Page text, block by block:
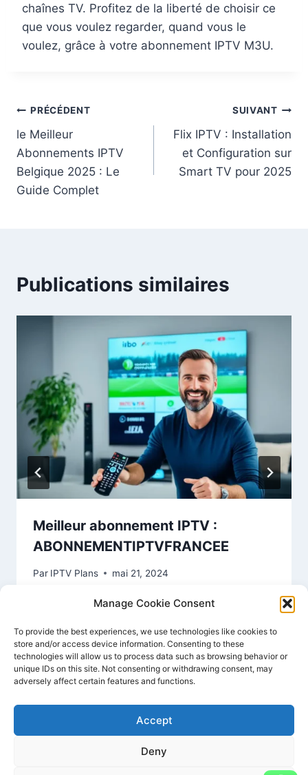
Manage Cookie Consent
To provide the best experiences, we use technologies like cookies to
store and/or access device information. Consenting to these
technologies will allow us to process data such as browsing behavior or
unique IDs on this site. Not consenting or withdrawing consent, may
adversely affect certain features and functions.
Accept
Deny
chaînes TV. Profitez de la liberté de choisir ce
que vous voulez regarder, quand vous le
voulez, grâce à votre abonnement IPTV M3U.
PRÉCÉDENT
le Meilleur
Abonnements IPTV
Belgique 2025 : Le
Guide Complet
SUIVANT
Flix IPTV : Installation
et Configuration sur
Smart TV pour 2025
Publications similaires
Meilleur abonnement IPTV :
ABONNEMENTIPTVFRANCEE
Par IPTV Plans mai 21, 2024
© 2026 Abonnement IPTV - Thème WordPress